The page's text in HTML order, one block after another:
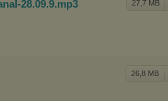
27,7 MB
28.09.9.mp3
26,8 MB